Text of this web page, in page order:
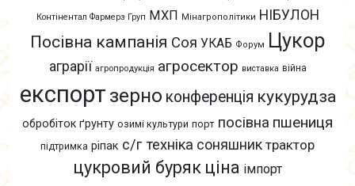
Контінентал Фармерз Груп МХП Мінагрополітики НІБУЛОН
Посівна кампанія Соя УКАБ Форум Цукор
аграрії агропродукція агросектор виставка війна
експорт зерно конференція кукурудза
обробіток ґрунту озимі культури порт посівна пшениця
підтримка ріпак с/г техніка соняшник трактор
цукровий буряк ціна імпорт